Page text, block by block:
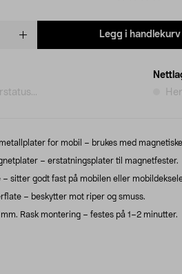
Legg i handlekurv
for mobil – brukes med
– erstatningsplater til magnetfester.
sitter godt fast på mobilen eller
– beskytter mot riper og smuss.
mm. Rask montering – festes på 1–2 minutter.